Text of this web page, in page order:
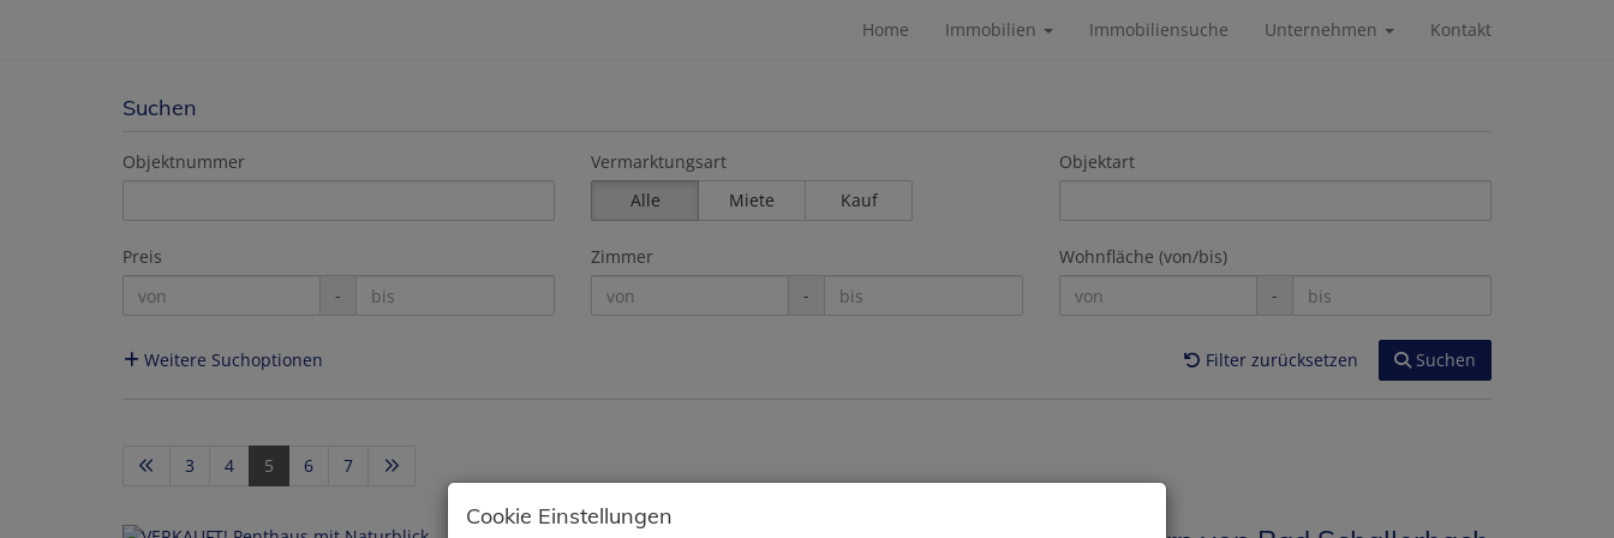
Home Immobilien Immobiliensuche Unternehmen Kontakt
Suchen
Objektnummer
Vermarktungsart
Alle
Miete Kauf
Objektart
Preis
-
Zimmer
-
Wohnfläche (von/bis)
-
Weitere Suchoptionen Filter zurücksetzen Suchen
3 4 5 6 7
Cookie Einstellungen